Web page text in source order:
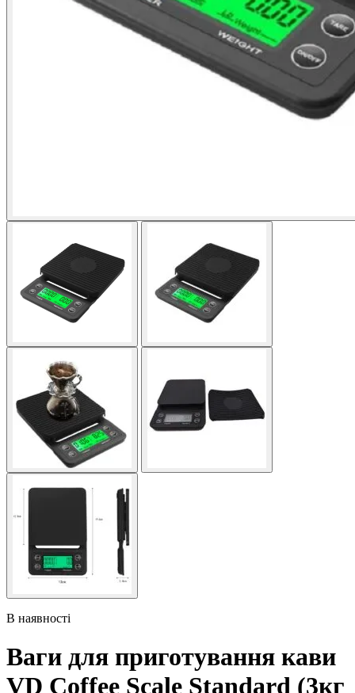
В наявності
Ваги для приготування кави
VD Coffee Scale Standard (3кг